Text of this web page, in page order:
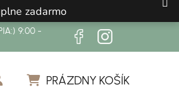
zadarmo
9:00 -
PRÁZDNY KOŠÍK